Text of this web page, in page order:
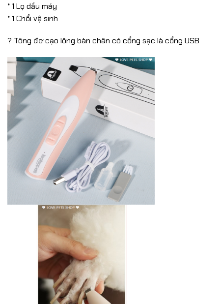
* 1 Lọ dầu máy
* 1 Chổi vệ sinh
? Tông đơ cạo lông bàn chân có cổng sạc là cổng USB